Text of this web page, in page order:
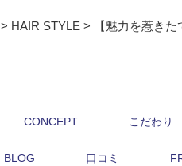
> HAIR STYLE > 【魅力を惹き
CONCEPT こだわり
BLOG 口コミ